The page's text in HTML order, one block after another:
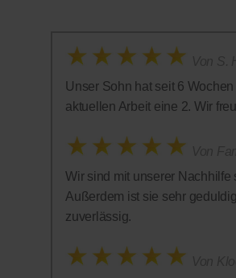
Unser Sohn hat seit 6
aktuellen Arbeit eine 2. Wir
Wir sind mit unserer Nachhilfe
Außerdem ist sie sehr
zuverlässig.